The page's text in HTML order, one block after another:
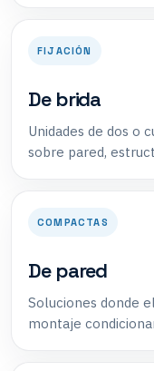
FIJACIÓN
De brida
Unidades de dos o
sobre pared,
COMPACTAS
De pared
Soluciones donde
montaje